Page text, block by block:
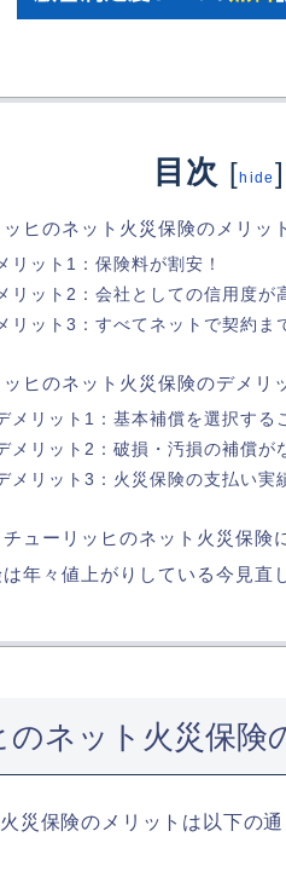
目次 [hide ]
ヒのネット火災保険のメリッ
リット1：保険料が割安！
リット2：会社としての信用度が
リット3：すべてネットで契約ま
ヒのネット火災保険のデメリ
メリット1：基本補償を選択する
メリット2：破損・汚損の補償が
メリット3：火災保険の支払い実
チューリッヒのネット火災保険
年々値上がりしている今見直
ネット火災保険
災保険のメリットは以下の通